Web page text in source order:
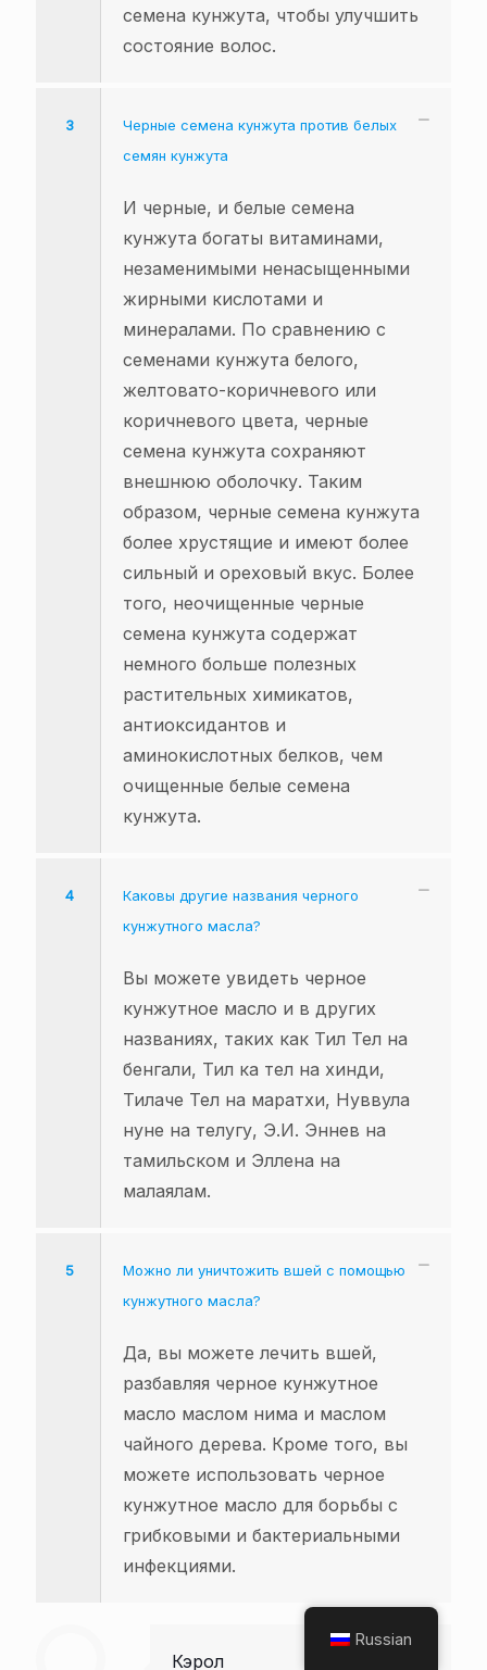
семена кунжута, чтобы улучшить
состояние волос.
3
Черные семена кунжута против белых
семян кунжута
И черные, и белые семена
кунжута богаты витаминами,
незаменимыми ненасыщенными
жирными кислотами и
минералами. По сравнению с
семенами кунжута белого,
желтовато-коричневого или
коричневого цвета, черные
семена кунжута сохраняют
внешнюю оболочку. Таким
образом, черные семена кунжута
более хрустящие и имеют более
сильный и ореховый вкус. Более
того, неочищенные черные
семена кунжута содержат
немного больше полезных
растительных химикатов,
антиоксидантов и
аминокислотных белков, чем
очищенные белые семена
кунжута.
4
Каковы другие названия черного
кунжутного масла?
Вы можете увидеть черное
кунжутное масло и в других
названиях, таких как Тил Тел на
бенгали, Тил ка тел на хинди,
Тилаче Тел на маратхи, Нуввула
нуне на телугу, Э.И. Эннев на
тамильском и Эллена на
малаялам.
5
Можно ли уничтожить вшей с помощью
кунжутного масла?
Да, вы можете лечить вшей,
разбавляя черное кунжутное
масло маслом нима и маслом
чайного дерева. Кроме того, вы
можете использовать черное
кунжутное масло для борьбы с
грибковыми и бактериальными
инфекциями.
Кэрол
Russian